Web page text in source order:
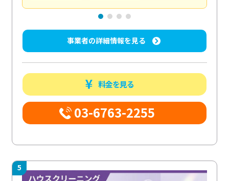
事業者の詳細情報を見る
料金を見る
03-6763-2255
5